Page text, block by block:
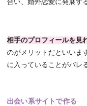
合い、婚外恋愛に発展す
相手のプロフィールを見
のがメリットだといいま
に入っていることがバレ
出会い系サイトで作る